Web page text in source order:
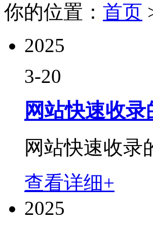
你的位置： 首页
2025
3-20
网站快速收录
网站快速收录
查看详细+
2025